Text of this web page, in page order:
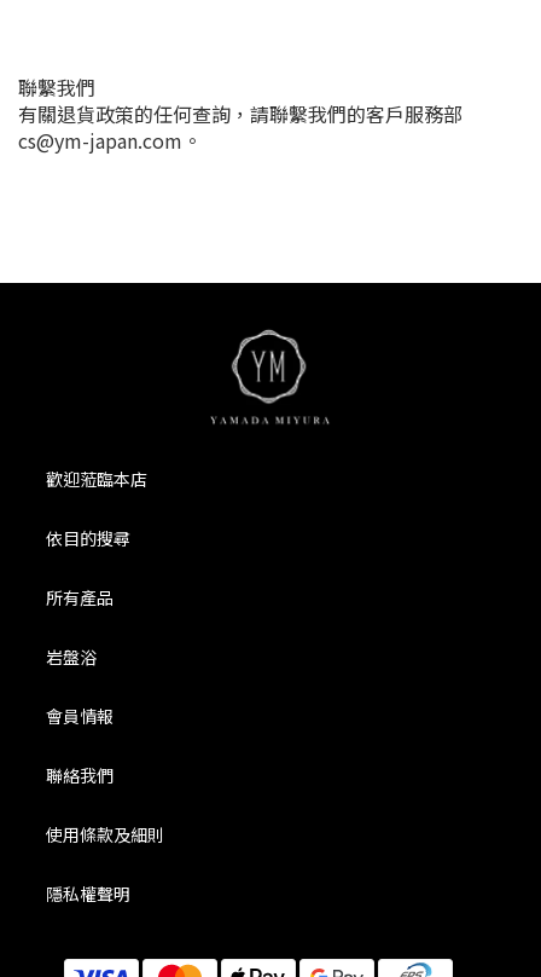
聯繫我們
有關退貨政策的任何查詢，請聯繫我們的客戶服務部
cs@ym-japan.com。
歡迎蒞臨本店
依目的搜尋
所有產品
岩盤浴
會員情報
聯絡我們
使用條款及細則
隱私權聲明